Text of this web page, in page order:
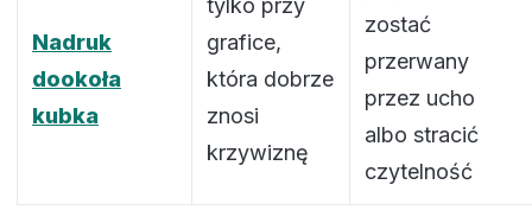
Nadruk
dookoła
kubka
tylko przy
grafice,
która dobrze
znosi
krzywiznę
zostać
przerwany
przez ucho
albo stracić
czytelność